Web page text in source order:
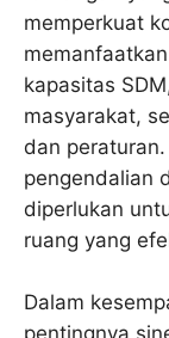
memperkuat
kapasitas
masyarakat,
dan
pengendalian
diperlukan
ruang yang
Dalam